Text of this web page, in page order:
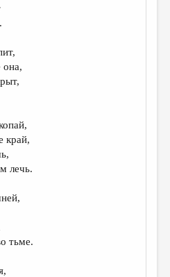
она,
край,
лечь.
тьме.